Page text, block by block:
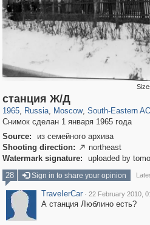
станция Ж/Д
1965, Russia
1,407,325
, Moscow
319,882 8,286
, South-Eastern
Снимок сделан 1 января 1965 года
Source:
из семейного архива
Shooting direction:  northeast
Watermark signature:
uploaded by
28
Sign in to share your opinion
ТrаvеIеrCar · 22 February 2010,
А станция Люблино есть?